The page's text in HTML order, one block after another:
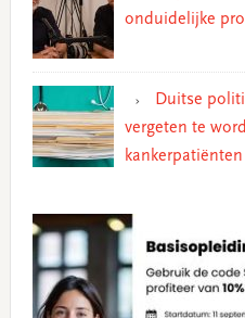
onduidelijke
Duitse
vergeten te
kankerpatiënten